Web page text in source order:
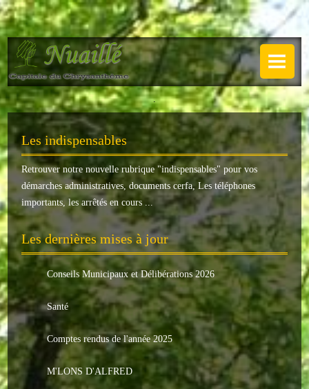
NUAILLÉ
Plan de Nuaillé
Sentiers pédestres
Guide annuel
Histoire
Galerie
LA MAIRIE
Horaires
Agence postale
Le conseil municipal
Les élus
Les commissions
.
Les indispensables
Retrouver notre nouvelle rubrique "indispensables" pour vos
démarches administratives, documents cerfa, Les téléphones
importants, les arrêtés en cours ...
Les dernières mises à jour
Conseils Municipaux et Délibérations 2026
Santé
Comptes rendus de l'année 2025
M'LONS D'ALFRED